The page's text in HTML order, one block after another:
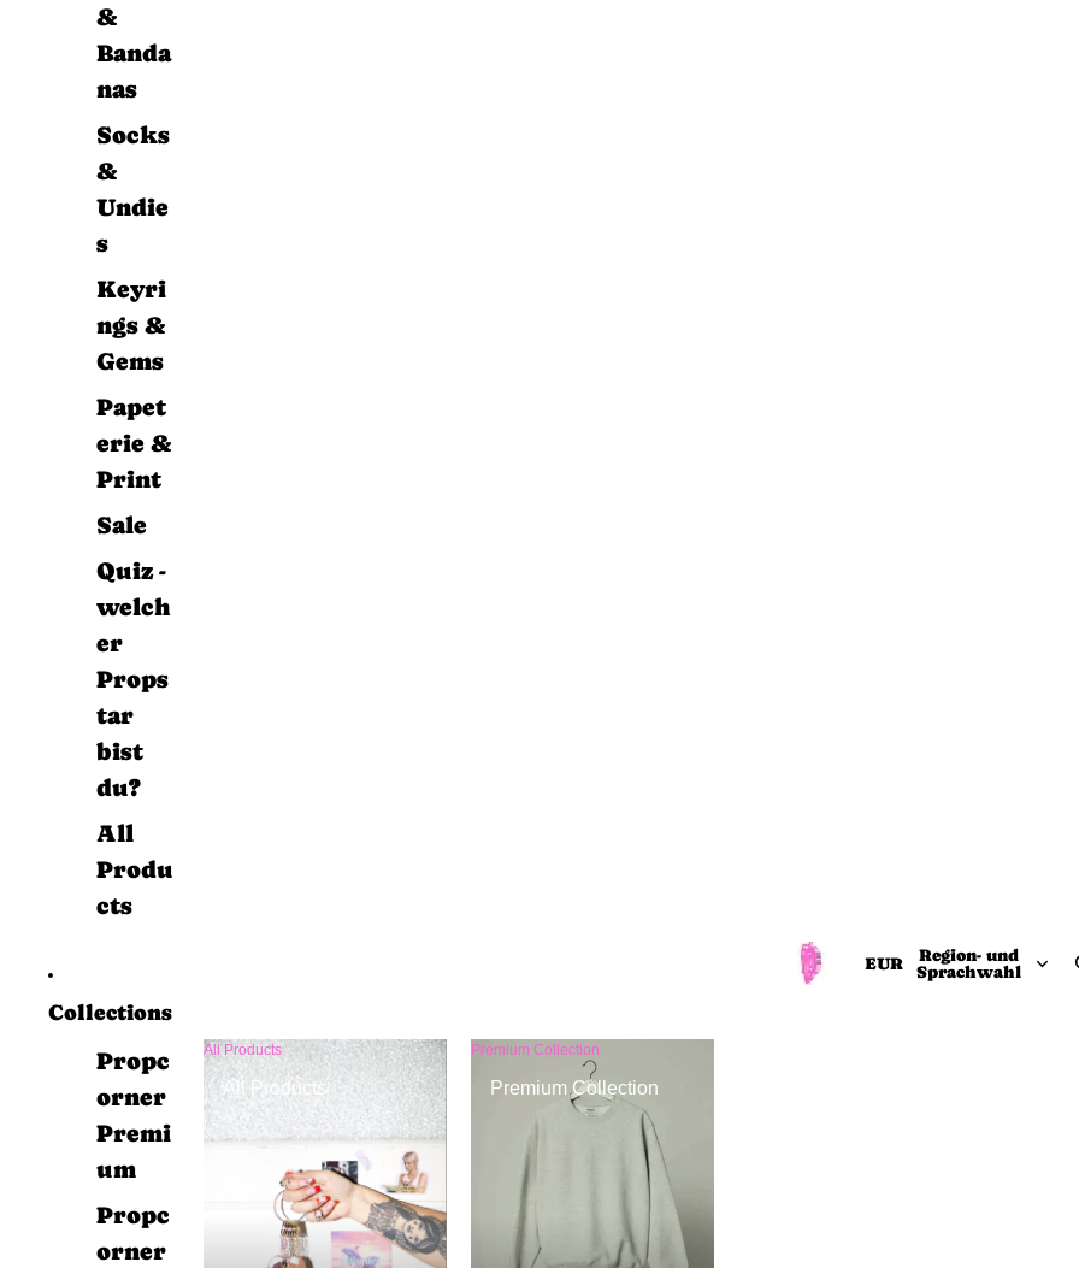
&
Banda
nas
Socks
&
Undie
s
Keyri
ngs &
Gems
Papet
erie &
Print
Sale
Quiz -
welch
er
Props
tar
bist
du?
All
Produ
cts
Collections
Propc
orner
Premi
um
Propc
orner
All Products
All Products
Premium Collection
Premium Collection
EUR
Region- und
Sprachwahl